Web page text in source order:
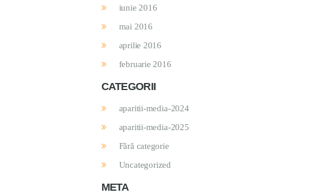
iunie 2016
mai 2016
aprilie 2016
februarie 2016
CATEGORII
aparitii-media-2024
aparitii-media-2025
Fără categorie
Uncategorized
META